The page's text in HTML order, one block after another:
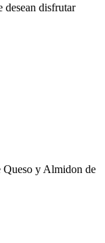
desean disfrutar
Queso y Almidon de